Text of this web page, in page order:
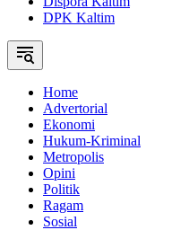
DPK Kaltim
Home
Advertorial
Ekonomi
Hukum-Kriminal
Metropolis
Opini
Politik
Ragam
Sosial